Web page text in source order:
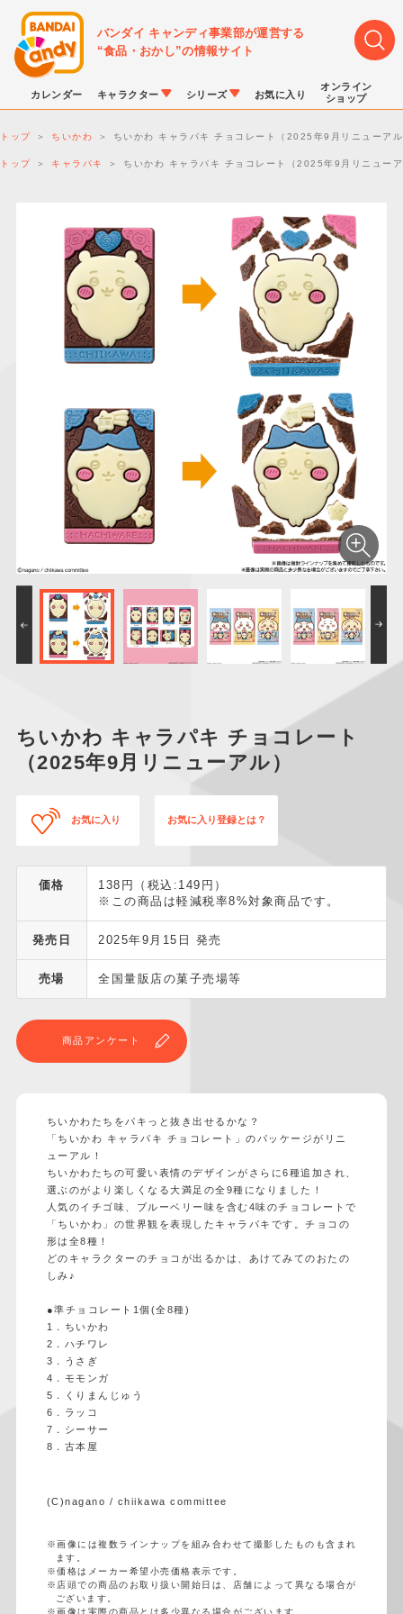
バンダイ キャンディ事業部が運営する
“食品・おかし”の情報サイト
カレンダー キャラクター
LINK TRAVELERS
仮面ライダーシリー
ズ
PROJECT R.E.D.・
スーパー戦隊シリー
ズ
プリキュアシリーズ
ガンダムシリーズ
ポケットモンスター
ドラゴンボール
アンパンマン
シリーズ
チョコボックス
キャラパキ
つりグミ
にふぉるめーしょん
＆スクエアシール
SMPシリーズ
ポケモンキッズ
ポケモンスケールワ
ールド
お気に入り
オンライン
ショップ
トップ ちいかわ ちいかわ キャラパキ チョコレート（2025年9月リニューア
トップ キャラパキ ちいかわ キャラパキ チョコレート（2025年9月リニュー
ちいかわ キャラパキ チョコレート
（2025年9月リニューアル）
お気に入り お気に入り登録とは？
価格
138円（税込:149円）
※この商品は軽減税率8%対象商品です。
発売日 2025年9月15日 発売
売場 全国量販店の菓子売場等
商品アンケート
ちいかわたちをパキっと抜き出せるかな？
「ちいかわ キャラパキ チョコレート」のパッケージがリニ
ューアル！
ちいかわたちの可愛い表情のデザインがさらに6種追加され、
選ぶのがより楽しくなる大満足の全9種になりました！
人気のイチゴ味、ブルーベリー味を含む4味のチョコレートで
「ちいかわ」の世界観を表現したキャラパキです。チョコの
形は全8種！
どのキャラクターのチョコが出るかは、あけてみてのおたの
しみ♪
●準チョコレート1個(全8種)
1．ちいかわ
2．ハチワレ
3．うさぎ
4．モモンガ
5．くりまんじゅう
6．ラッコ
7．シーサー
8．古本屋
(C)nagano / chiikawa committee
※画像には複数ラインナップを組み合わせて撮影したものも含まれ
ます。
※価格はメーカー希望小売価格表示です。
※店頭での商品のお取り扱い開始日は、店舗によって異なる場合が
ございます。